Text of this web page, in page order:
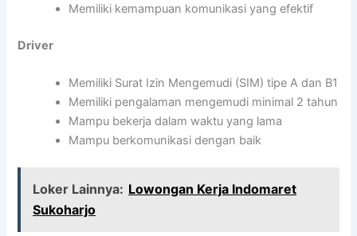
Memiliki kemampuan komunikasi yang efektif
Driver
Memiliki Surat Izin Mengemudi (SIM) tipe A dan B1
Memiliki pengalaman mengemudi minimal 2 tahun
Mampu bekerja dalam waktu yang lama
Mampu berkomunikasi dengan baik
Loker Lainnya: Lowongan Kerja Indomaret
Sukoharjo